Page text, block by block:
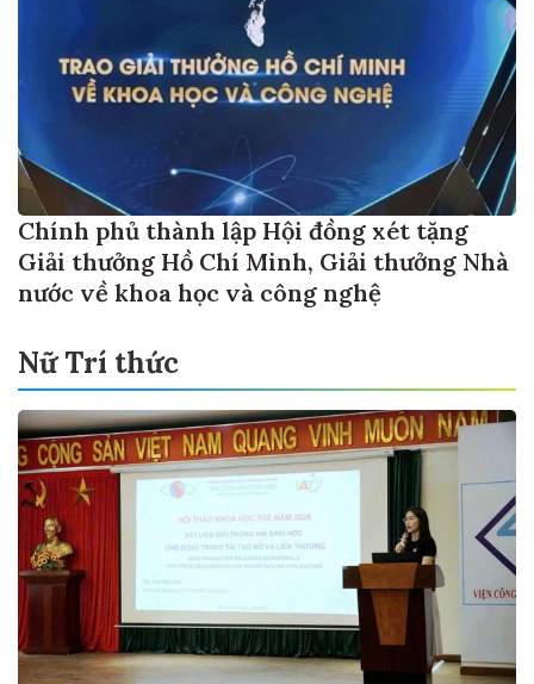
Chính phủ thành lập Hội đồng xét tặng
Giải thưởng Hồ Chí Minh, Giải thưởng Nhà
nước về khoa học và công nghệ
Nữ Trí thức